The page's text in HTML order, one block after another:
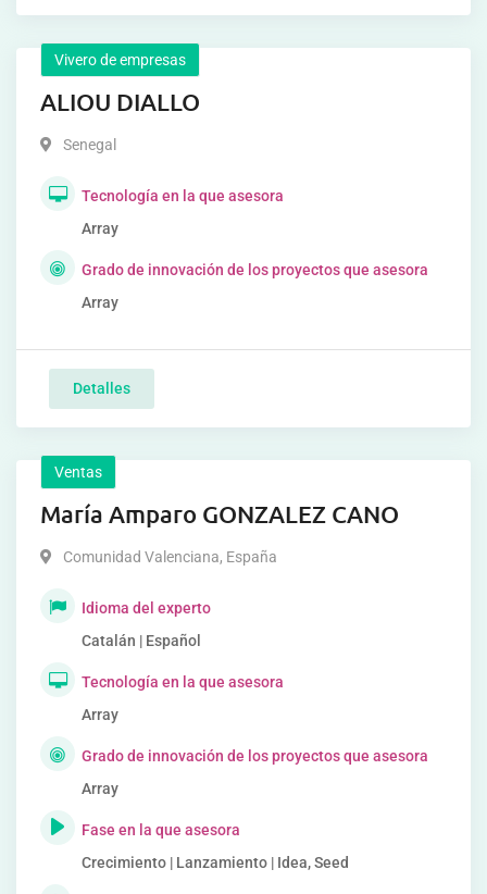
Vivero de empresas
ALIOU DIALLO
Senegal
Tecnología en la que asesora
Array
Grado de innovación de los proyectos que asesora
Array
Detalles
Ventas
María Amparo GONZALEZ CANO
Comunidad Valenciana, España
Idioma del experto
Catalán | Español
Tecnología en la que asesora
Array
Grado de innovación de los proyectos que asesora
Array
Fase en la que asesora
Crecimiento | Lanzamiento | Idea, Seed